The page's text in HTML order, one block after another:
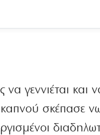
να γεννιέται
σκέπασε